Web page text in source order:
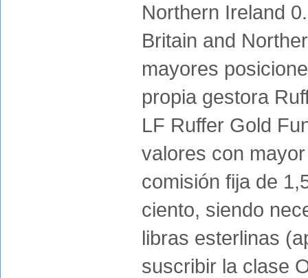
Northern Ireland
Britain and
mayores
propia gestora
LF Ruffer Gold
valores con
comisión fija de
ciento, siendo
libras esterlinas
suscribir la clase